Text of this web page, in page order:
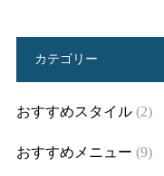
カテゴリー
おすすめスタイル (2)
おすすめメニュー (9)